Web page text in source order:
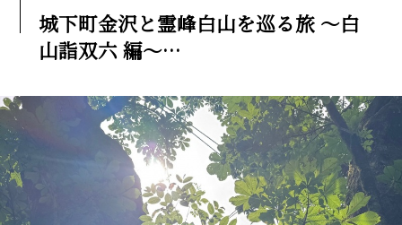
城下町金沢と霊峰白山を巡る旅 ～白
山詣双六 編～